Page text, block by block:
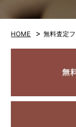
HOME >無料査定